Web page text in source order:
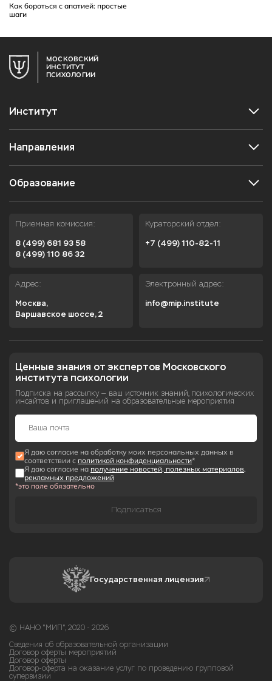
Как бороться с апатией: простые
шаги
МОСКОВСКИЙ
ИНСТИТУТ
ПСИХОЛОГИИ
Институт
Направления
Образование
Приемная комиссия:
8 (499) 681 93 58
8 (499) 110 86 32
Кураторский отдел:
+7 (499) 110-82-11
Адрес:
Москва,
Варшавское шоссе, 2
Электронный адрес:
info@mip.institute
Ценные знания от экспертов Московского
института психологии
Подписка на рассылку — ваш источник знаний, психологических
инсайтов и приглашений на образовательные мероприятия
Я даю согласие на обработку моих персональных данных в
соответствии с политикой конфиденциальности*
Я даю согласие на получение новостей, полезных материалов,
рекламных предложений
*это поле обязательно
Подписаться
Государственная лицензия
© НАНО "МИП", 2020 - 2026
Сведения об образовательной организации
Договор оферты мероприятий
Договор оферты
Договор-оферта на оказание услуг по проведению групповой
супервизии